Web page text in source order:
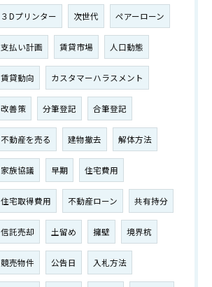
３Dプリンター 次世代 ペアーローン
支払い計画 賃貸市場 人口動態
賃貸動向 カスタマーハラスメント
改善策 分筆登記 合筆登記
不動産を売る 建物撤去 解体方法
家族協議 早期 住宅費用
住宅取得費用 不動産ローン 共有持分
信託売却 土留め 擁壁 境界杭
競売物件 公告日 入札方法